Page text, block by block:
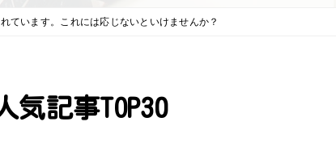
ています。これには応じないといけませんか？
気記事TOP30